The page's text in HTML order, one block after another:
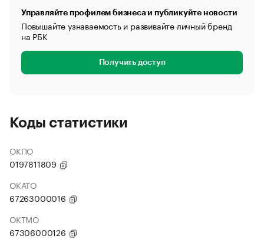
Управляйте профилем бизнеса и публикуйте новости
Повышайте узнаваемость и развивайте личный бренд
на РБК
Получить доступ
Коды статистики
ОКПО
0197811809
ОКАТО
67263000016
ОКТМО
67306000126